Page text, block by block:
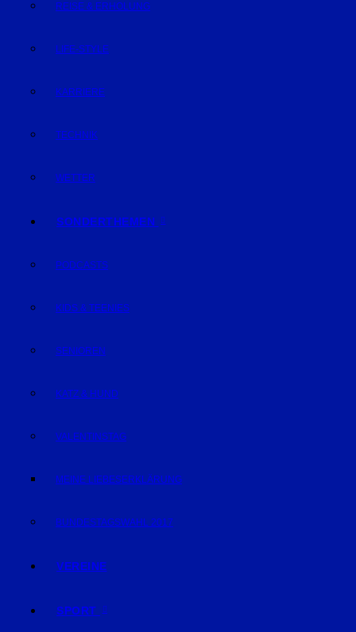
REISE & ERHOLUNG
LIFE-STYLE
KARRIERE
TECHNIK
WETTER
SONDERTHEMEN
PODCASTS
KIDS & TEENIES
SENIOREN
KATZ & HUND
VALENTINSTAG
MEINE LIEBESERKLÄRUNG
BUNDESTAGSWAHL 2017
VEREINE
SPORT